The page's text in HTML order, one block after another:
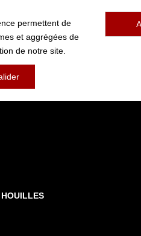
permettent de
et aggrégées de
de notre site.